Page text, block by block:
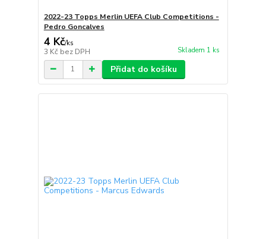
2022-23 Topps Merlin UEFA Club Competitions -
Pedro Goncalves
4 Kč/ks
3 Kč bez DPH Skladem 1 ks
Přidat do košíku